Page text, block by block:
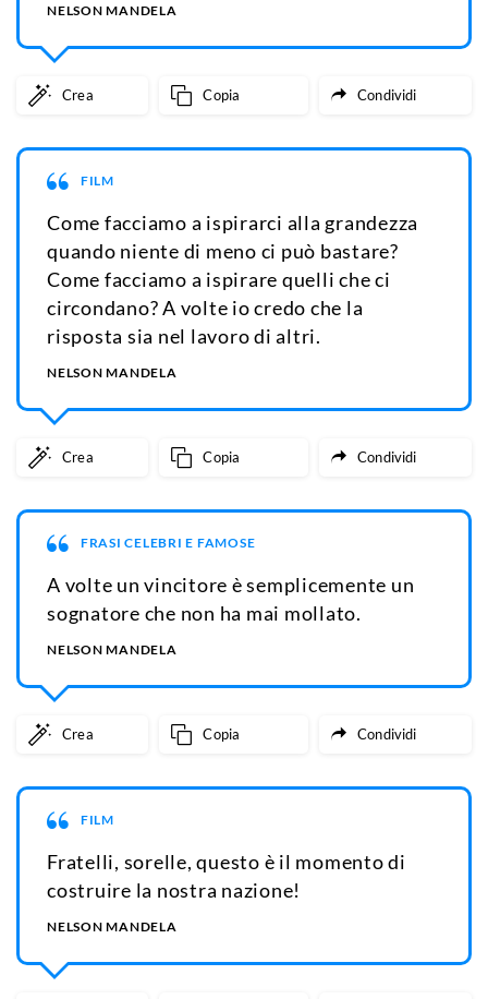
NELSON MANDELA
Crea Copia Condividi
FILM
Come facciamo a ispirarci alla grandezza
quando niente di meno ci può bastare?
Come facciamo a ispirare quelli che ci
circondano? A volte io credo che la
risposta sia nel lavoro di altri.
NELSON MANDELA
Crea Copia Condividi
FRASI CELEBRI E FAMOSE
A volte un vincitore è semplicemente un
sognatore che non ha mai mollato.
NELSON MANDELA
Crea Copia Condividi
FILM
Fratelli, sorelle, questo è il momento di
costruire la nostra nazione!
NELSON MANDELA